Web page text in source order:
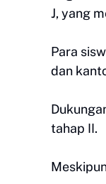
J, yang
Para
dan
tahap II.